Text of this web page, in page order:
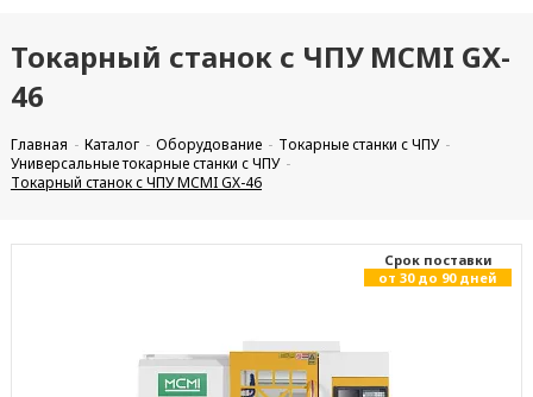
Токарный станок с ЧПУ MCMI GX-
46
Главная Каталог Оборудование
Токарные станки с ЧПУ
Универсальные токарные станки с ЧПУ
Токарный станок с ЧПУ MCMI GX-46
Cрок поставки
от 30 до 90 дней